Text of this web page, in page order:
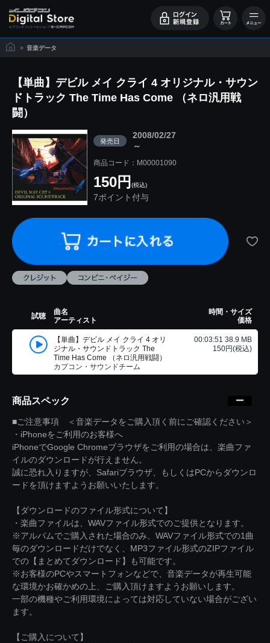
> 音楽データ
【単曲】デビル メイ クライ 4 オリジナル・サウン
ドトラック The Time Has Come （ネロ汎用戦
闘）
発売日
2008/02/27
～
商品コード：M00001090
150円 (税込)
7ポイント付与
試聴
曲名
アーティスト
時間・サイズ
価格
【単曲】デビル メイ クライ 4 オリ
ジナル・サウンドトラック The
Time Has Come （ネロ汎用戦闘）
カプコン・サウンドチーム
00:03:51 38.9 MB
150円(税込)
商品スペック
■ご注意事項 ＜音楽データをご購入頂く前にご確認ください＞
・iPhoneをご利用のお客様へ
iPhoneでGoogle Chromeブラウザをご利用の場合は、楽曲ファ
イルのダウンロードが行えません。
誠に恐れ入りますが、Safariブラウザ、もしくはPCからダウンロ
ードを頂けますようお願いいたします。
【ダウンロードのファイル形式について】
・楽曲ファイルは、WAVファイル形式でのご提供となります。
※アルバムでご購入された場合のみ、WAVファイル形式での1曲
毎のダウンロードだけでなく、MP3ファイル形式のZIPファイル
での【まとめてダウンロード】も可能です。
※お客様のPCやスマートフォンなどで、音楽データが再生可能
な環境かお確かめの上、ご購入頂けますようお願いします。
一部の機種やご利用環境によっては対応していない場合がござい
ます。
【ご購入について】